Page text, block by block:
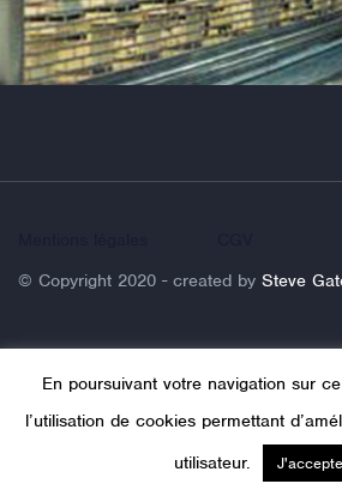
© Copyright 2020 - created by Steve
En poursuivant votre navigation sur
l’utilisation de cookies permettant
utilisateur.
J'accepte